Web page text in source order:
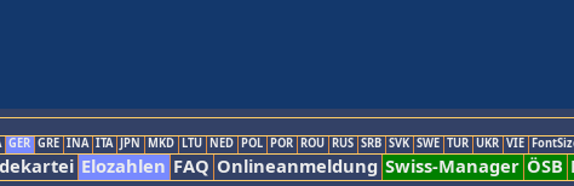
GER GRE INA ITA JPN MKD LTU NED POL POR ROU RUS SRB SVK SWE TUR UKR VIE
Elozahlen FAQ Onlineanmeldung Swiss-Manager ÖSB